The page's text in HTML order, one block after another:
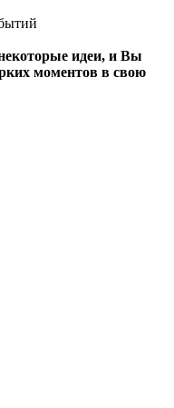
идеи, и Вы
моментов в свою